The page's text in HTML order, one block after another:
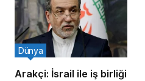
Arakçi: İsrail ile iş birliği
Dünya